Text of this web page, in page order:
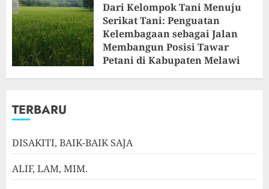
Dari Kelompok Tani Menuju
Serikat Tani: Penguatan
Kelembagaan sebagai Jalan
Membangun Posisi Tawar
Petani di Kabupaten Melawi
JULI 22, 2026 0
TERBARU
DISAKITI, BAIK-BAIK SAJA
ALIF, LAM, MIM.